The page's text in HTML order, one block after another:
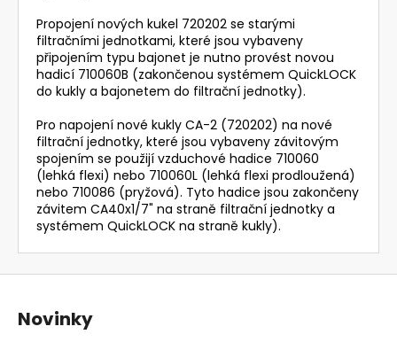
Propojení nových kukel 720202 se starými
filtračními jednotkami, které jsou vybaveny
připojením typu bajonet je nutno provést novou
hadicí 710060B (zakončenou systémem QuickLOCK
do kukly a bajonetem do filtrační jednotky).
Pro napojení nové kukly CA-2 (720202) na nové
filtrační jednotky, které jsou vybaveny závitovým
spojením se použijí vzduchové hadice 710060
(lehká flexi) nebo 710060L (lehká flexi prodloužená)
nebo 710086 (pryžová). Tyto hadice jsou zakončeny
závitem CA40x1/7" na straně filtrační jednotky a
systémem QuickLOCK na straně kukly).
Z
Novinky